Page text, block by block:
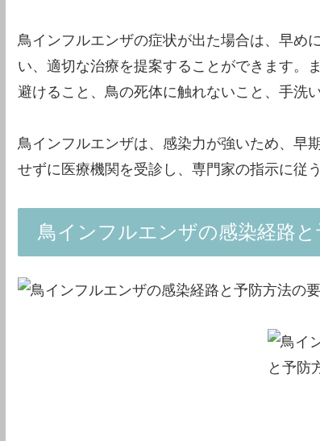
鳥インフルエンザの症状が出た場合は、早め
い、適切な治療を提案することができます。
避けること、鳥の死体に触れないこと、手洗
鳥インフルエンザは、感染力が強いため、早
せずに医療機関を受診し、専門家の指示に従
鳥インフルエンザの感染経路と